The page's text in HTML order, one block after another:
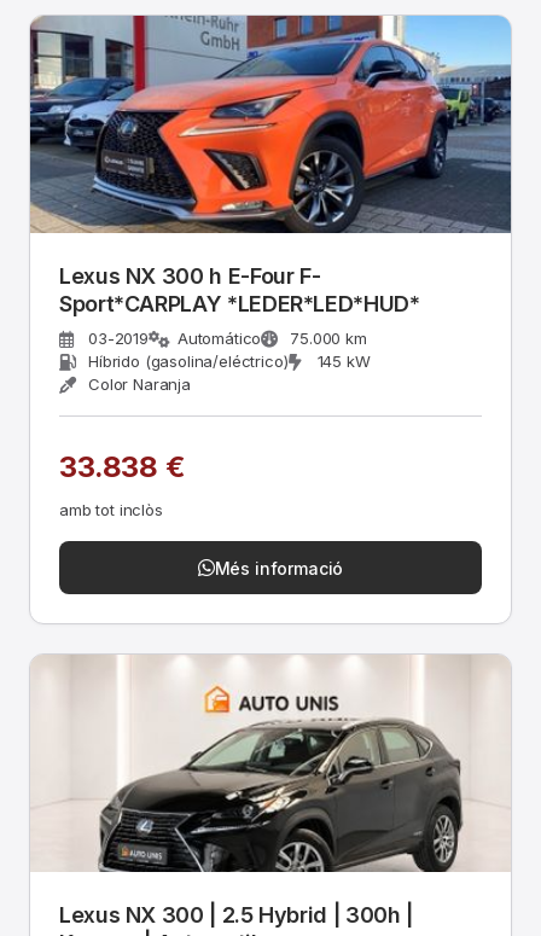
Lexus NX 300 h E-Four F-
Sport*CARPLAY *LEDER*LED*HUD*
03-2019 Automático
75.000 km
Híbrido (gasolina/eléctrico)
145 kW
Color Naranja
33.838 €
amb tot inclòs
Més informació
Lexus NX 300 | 2.5 Hybrid | 300h |